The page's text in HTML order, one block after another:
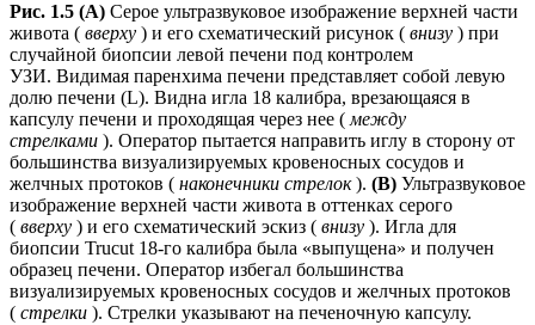
Рис. 1.5 (A) Серое ультразвуковое изображение верхней части
живота ( вверху ) и его схематический рисунок ( внизу ) при
случайной биопсии левой печени под контролем
УЗИ. Видимая паренхима печени представляет собой левую
долю печени (L). Видна игла 18 калибра, врезающаяся в
капсулу печени и проходящая через нее ( между
стрелками ). Оператор пытается направить иглу в сторону от
большинства визуализируемых кровеносных сосудов и
желчных протоков ( наконечники стрелок). (B) Ультразвуковое
изображение верхней части живота в оттенках серого
( вверху ) и его схематический эскиз ( внизу ). Игла для
биопсии Trucut 18-го калибра была «выпущена» и получен
образец печени. Оператор избегал большинства
визуализируемых кровеносных сосудов и желчных протоков
( стрелки ). Стрелки указывают на печеночную капсулу.